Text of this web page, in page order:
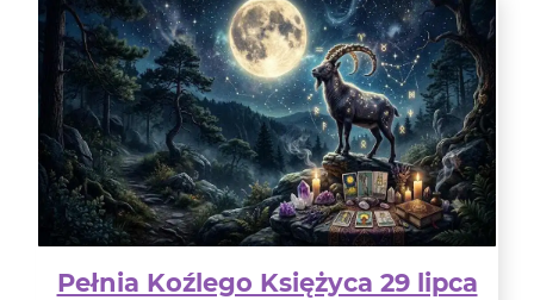
Pełnia Koźlego Księżyca 29 lipca